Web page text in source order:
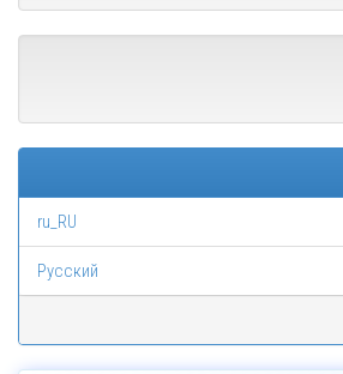
ru_RU
Русский